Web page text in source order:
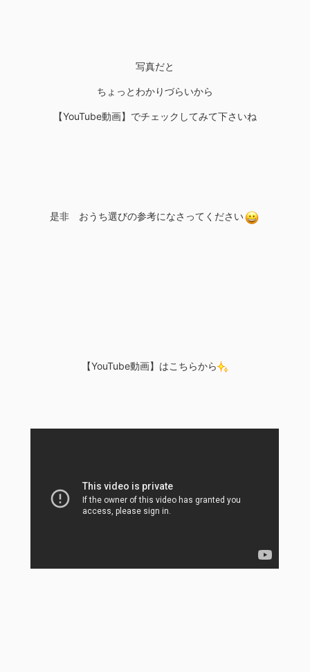
写真だと
ちょっとわかりづらいから
【YouTube動画】でチェックしてみて下さいね
是非 おうち選びの参考になさってください
【YouTube動画】はこちらから